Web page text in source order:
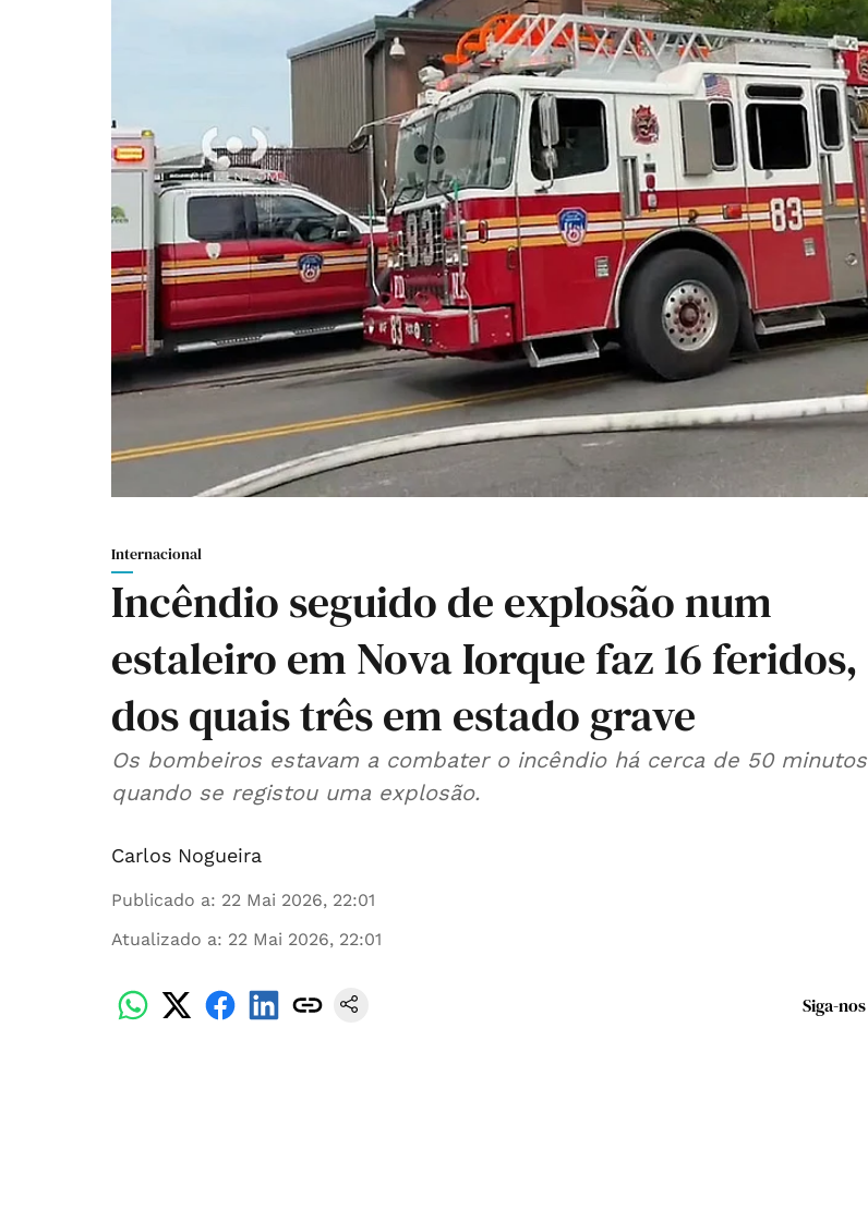
Internacional
Incêndio seguido de explosão num
estaleiro em Nova Iorque faz 16 feridos,
dos quais três em estado grave
Os bombeiros estavam a combater o incêndio há cerca de 50 minutos
quando se registou uma explosão.
Carlos Nogueira
Publicado a: 22 Mai 2026, 22:01
Atualizado a: 22 Mai 2026, 22:01
Siga-nos